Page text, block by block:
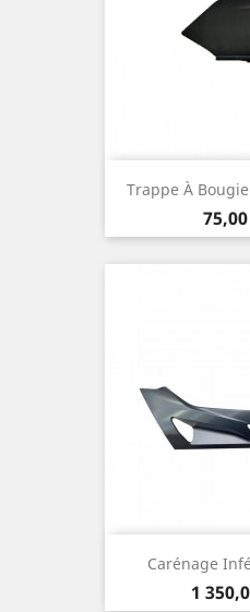
Trappe À
Prix
Carénage
Prix
1